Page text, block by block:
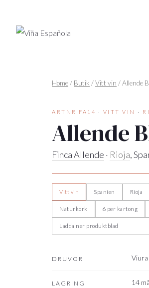
innehåll
Home/ Butik /Vitt vin /Allende
ARTNR FA14 · VITT VIN ·
Allende
Finca Allende · Rioja,
Vitt vin Spanien Rioja
Naturkork 6 per kartong
DRUVOR Viura
LAGRING 14